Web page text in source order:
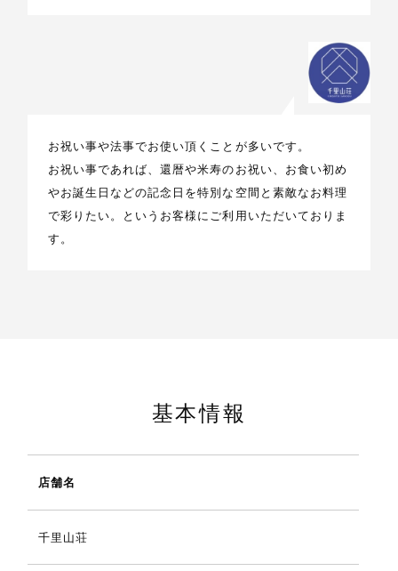
お祝い事や法事でお使い頂くことが多いです。
お祝い事であれば、還暦や米寿のお祝い、お食い初め
やお誕生日などの記念日を特別な空間と素敵なお料理
で彩りたい。というお客様にご利用いただいておりま
す。
基本情報
店舗名
千里山荘